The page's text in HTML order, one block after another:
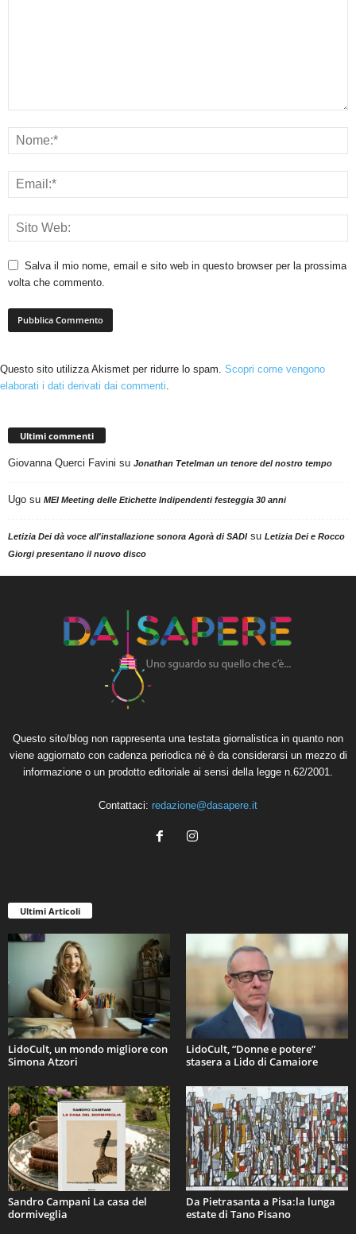
Salva il mio nome, email e sito web in questo browser per la prossima
volta che commento.
Questo sito utilizza Akismet per ridurre lo spam. Scopri come vengono
elaborati i dati derivati dai commenti.
Ultimi commenti
Giovanna Querci Favini su Jonathan Tetelman un tenore del nostro tempo
Ugo su MEI Meeting delle Etichette Indipendenti festeggia 30 anni
Letizia Dei dà voce all'installazione sonora Agorà di SADIsu Letizia Dei e Rocco
Giorgi presentano il nuovo disco
Questo sito/blog non rappresenta una testata giornalistica in quanto non
viene aggiornato con cadenza periodica né è da considerarsi un mezzo di
informazione o un prodotto editoriale ai sensi della legge n.62/2001.
Contattaci: redazione@dasapere.it
Ultimi Articoli
LidoCult, un mondo migliore con
Simona Atzori
LidoCult, “Donne e potere”
stasera a Lido di Camaiore
Sandro Campani La casa del
dormiveglia
Da Pietrasanta a Pisa:la lunga
estate di Tano Pisano